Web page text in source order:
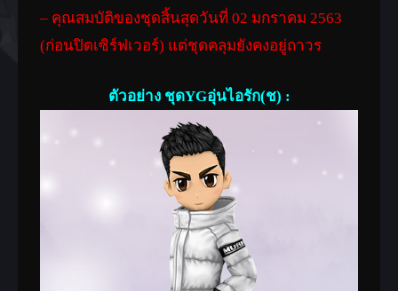
– คุณสมบัติของชุดสิ้นสุดวันที่ 02 มกราคม 2563
(ก่อนปิดเซิร์ฟเวอร์) แต่ชุดคลุมยังคงอยู่ถาวร
ตัวอย่าง ชุดYGอุ่นไอรัก(ช) :